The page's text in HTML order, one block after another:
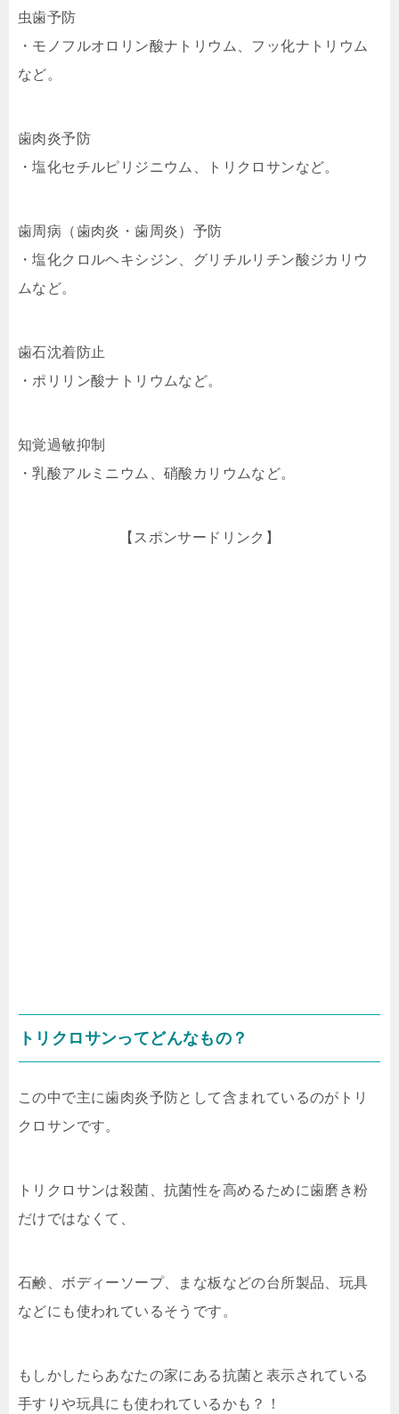
虫歯予防
・モノフルオロリン酸ナトリウム、フッ化ナトリウム
など。
歯肉炎予防
・塩化セチルピリジニウム、
トリクロサンなど。
歯周病（歯肉炎・歯周炎）予防
・塩化クロルヘキシジン、グリチルリチン酸ジカリウ
ムなど。
歯石沈着防止
・ポリリン酸ナトリウムなど。
知覚過敏抑制
・乳酸アルミニウム、硝酸カリウムなど。
【スポンサードリンク】
トリクロサンってどんなもの？
この中で主に歯肉炎予防として含まれているのが トリ
クロサンです。
トリクロサンは殺菌、抗菌性を高めるために歯磨き粉
だけではなくて、
石鹸、ボディーソープ、まな板などの台所製品、玩具
などにも使われているそうです。
もしかしたらあなたの家にある抗菌と表示されている
手すりや玩具にも使われているかも？！